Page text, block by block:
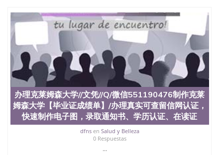
二、办理流程： 1、收集客户办理信息； 2、客户付
定金下单； 3、公司确认到账转制作点做电子图；
4、电子图做好发给客户确认； 5、电子图确认好转成
品部做成品； 6、成品做好拍照或者视频确认再付余
款； 7、快递给客户（国内顺丰，国外DHL）。 三、
真实网上可查的证明材料 1、教育部学历学位认证，
留服真实存档可查，存档。 2、留学回国人员证明
（使馆认证），使馆网站真实存档可查。 3、留信网
真实可查认证办理，存档可查，终身受用。 四、办理
流程农业科学院、艺术与建筑学院、商学院、交流学
院、地球及物质科学院、教育学院、工程学院、健康
与人类发展学院、信息工程与科学学院、人文学院、
护理学院、科学学院等。学校的教育学院排名在全美
前十名，工学院排名在前十五名，且继续攀升中。纽
约大学为学生们提供本科、硕士及博士学位。学校的
办理克莱姆森大学//文凭//Q/微信551190476制作克莱
姆森大学【毕业证成绩单】/办理真实可查留信网认证，
快速制作电子图，录取通知书、学历认证、在读证
dfnsen Salud y Belleza
0 Respuestas
...